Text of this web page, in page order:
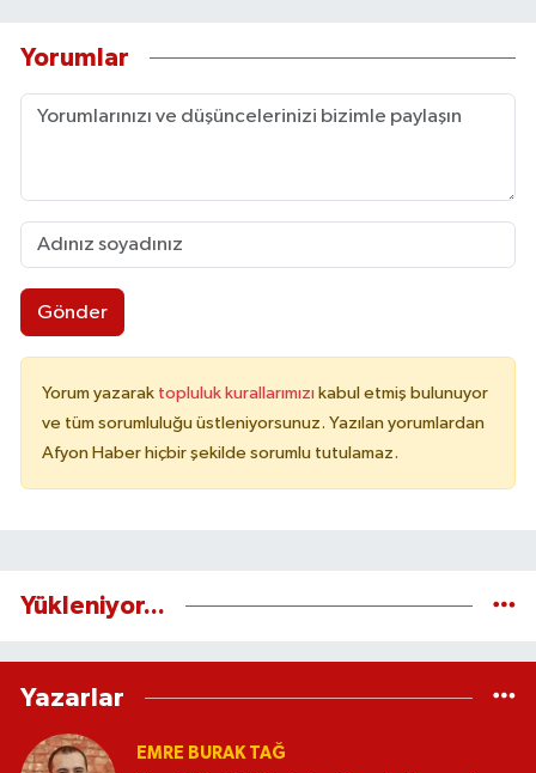
Yorumlar
Gönder
Yorum yazarak topluluk kurallarımızı kabul etmiş bulunuyor
ve tüm sorumluluğu üstleniyorsunuz. Yazılan yorumlardan
Afyon Haber hiçbir şekilde sorumlu tutulamaz.
Yükleniyor...
Yazarlar
EMRE BURAK TAĞ